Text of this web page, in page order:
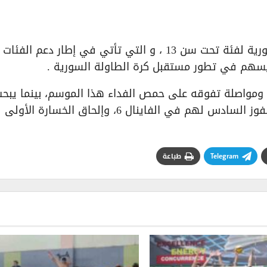
وبهذا.. يكون قد أسدل الستار على بطولة الجمهورية لفئة تحت سن 13 ، و التي تأتي في إطار دعم الفئات
يسهم في تطور مستقبل كرة الطاولة السورية .
تفوقه على حمص الفداء هذا الموسم، بينما
أصحاب الأرض عن أول انتصار لهم أمام الوحدة، والفوز السادس لهم في الفاينال 6، وإلحاق الخسارة الأولى
Telegram طباعة